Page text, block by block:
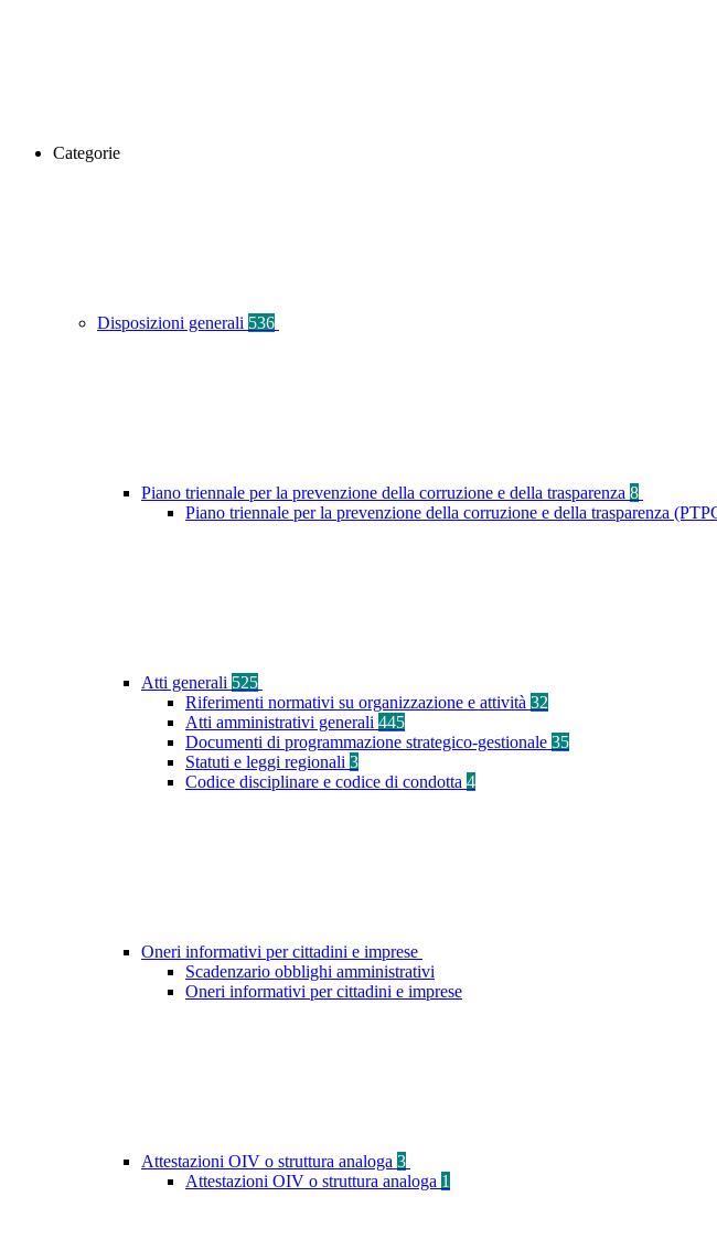
Categorie
Disposizioni generali 536
Piano triennale per la prevenzione della corruzione e della trasparenza 8
Piano triennale per la prevenzione della corruzione e della trasparenza
Atti generali 525
Riferimenti normativi su organizzazione e attività 32
Atti amministrativi generali 445
Documenti di programmazione strategico-gestionale 35
Statuti e leggi regionali 3
Codice disciplinare e codice di condotta 4
Oneri informativi per cittadini e imprese
Scadenzario obblighi amministrativi
Oneri informativi per cittadini e imprese
Attestazioni OIV o struttura analoga 3
Attestazioni OIV o struttura analoga 1